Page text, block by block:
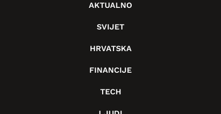
AKTUALNO
SVIJET
HRVATSKA
FINANCIJE
TECH